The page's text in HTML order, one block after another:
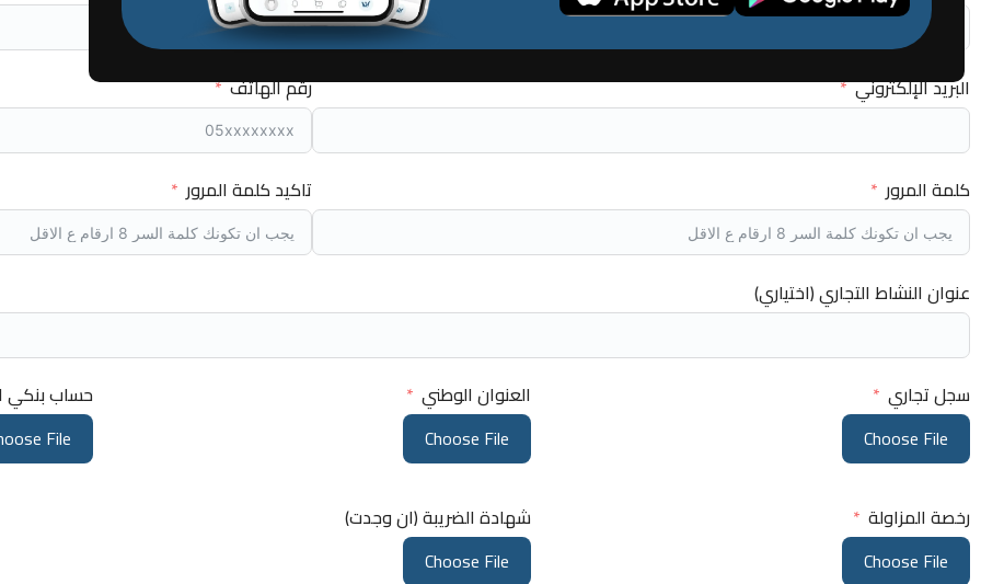
البريد الإلكتروني رقم الهاتف
كلمة المرور تاكيد كلمة المرور
عنوان النشاط التجاري (اختياري)
سجل تجاري
Choose File
العنوان الوطني
Choose File
حساب بنكي
File
رخصة المزاولة
Choose File
شهادة الضريبة (ان وجدت)
Choose File